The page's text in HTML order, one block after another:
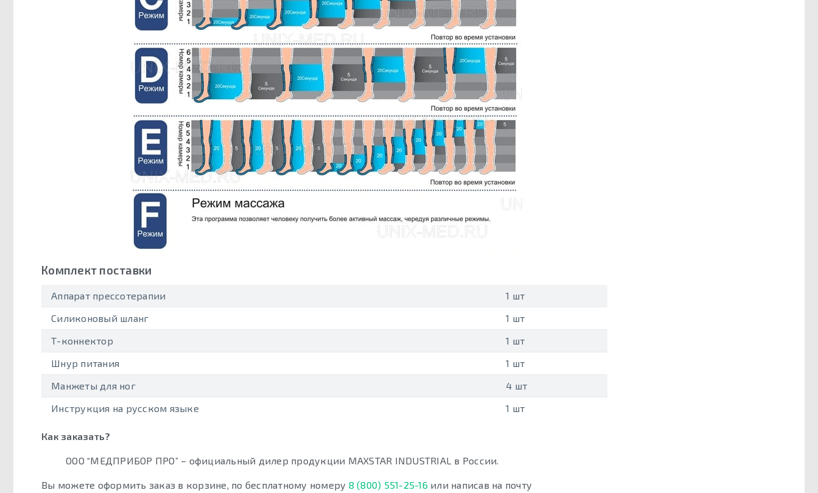
Комплект поставки
Аппарат прессотерапии
1 шт
Силиконовый шланг
1 шт
Т-коннектор
1 шт
Шнур питания
1 шт
Манжеты для ног
4 шт
Инструкция на русском языке
1 шт
Как заказать?
ООО “МЕДПРИБОР ПРО” – официальный дилер продукции MAXSTAR INDUSTRIAL в России.
Вы можете оформить заказ в корзине, по бесплатному номеру 8 (800) 551-25-16 или написав на почту